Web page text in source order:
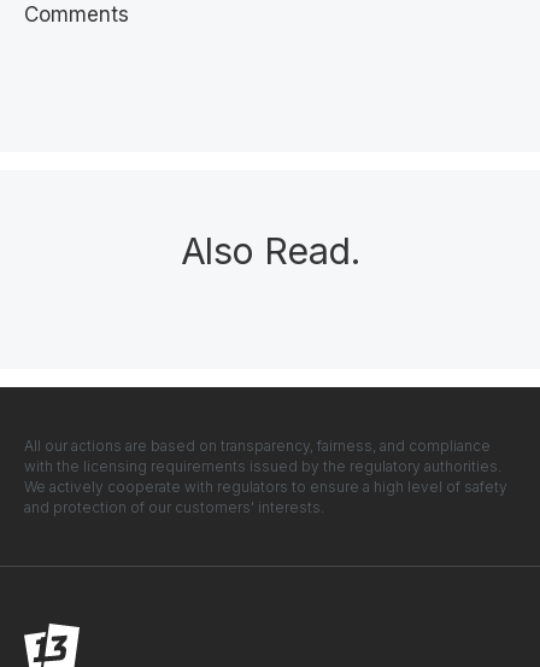
Comments
Also Read.
All our actions are based on transparency, fairness, and compliance
with the licensing requirements issued by the regulatory authorities.
We actively cooperate with regulators to ensure a high level of safety
and protection of our customers' interests.